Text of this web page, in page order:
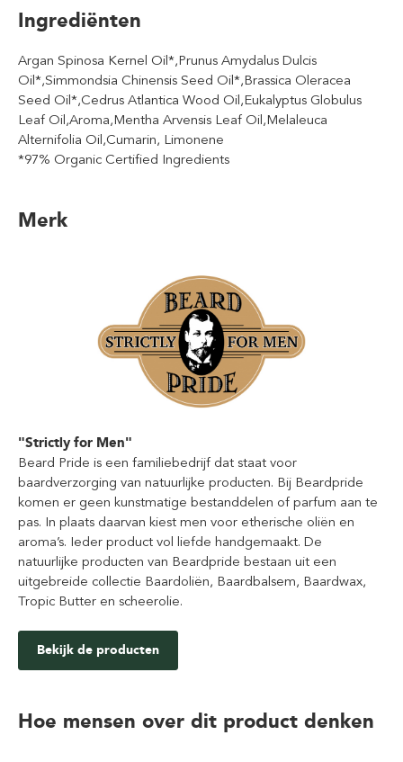
Ingrediënten
Argan Spinosa Kernel Oil*,Prunus Amydalus Dulcis
Oil*,Simmondsia Chinensis Seed Oil*,Brassica Oleracea
Seed Oil*,Cedrus Atlantica Wood Oil,Eukalyptus Globulus
Leaf Oil,Aroma,Mentha Arvensis Leaf Oil,Melaleuca
Alternifolia Oil,Cumarin, Limonene
*97% Organic Certified Ingredients
Merk
"Strictly for Men"
Beard Pride is een familiebedrijf dat staat voor
baardverzorging van natuurlijke producten. Bij Beardpride
komen er geen kunstmatige bestanddelen of parfum aan te
pas. In plaats daarvan kiest men voor etherische oliën en
aroma’s. Ieder product vol liefde handgemaakt. De
natuurlijke producten van Beardpride bestaan uit een
uitgebreide collectie Baardoliën, Baardbalsem, Baardwax,
Tropic Butter en scheerolie.
Bekijk de producten
Hoe mensen over dit product denken